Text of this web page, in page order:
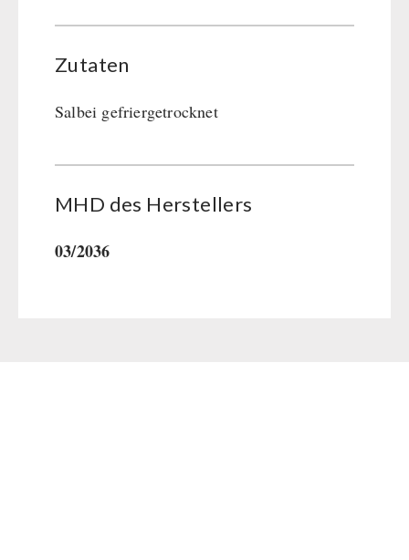
Zutaten
Salbei gefriergetrocknet
MHD des Her­stel­lers
03/2036